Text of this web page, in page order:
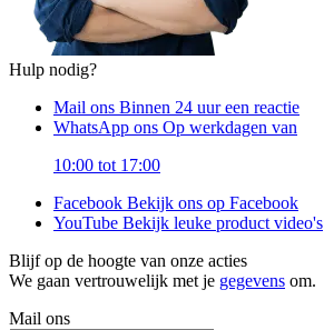
Hulp nodig?
Mail ons Binnen 24 uur een reactie
WhatsApp ons Op werkdagen van
10:00 tot 17:00
Facebook Bekijk ons op Facebook
YouTube Bekijk leuke product video's
Blijf op de hoogte van onze acties
We gaan vertrouwelijk met je gegevens om.
Mail ons